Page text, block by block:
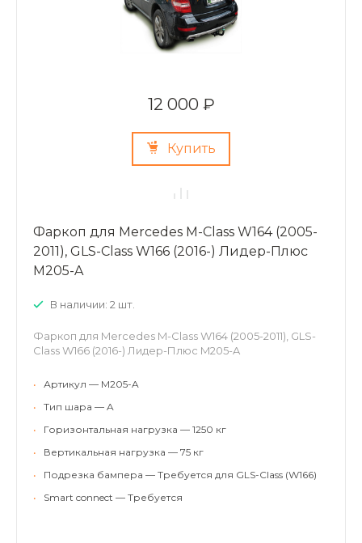
12 000 ₽
Купить
Фаркоп для Mercedes M-Class W164 (2005-
2011), GLS-Class W166 (2016-) Лидер-Плюс
M205-A
В наличии: 2 шт.
Фаркоп для Mercedes M-Class W164 (2005-2011), GLS-
Class W166 (2016-) Лидер-Плюс M205-A
•
Артикул — M205-A
•
Тип шара — A
•
Горизонтальная нагрузка — 1250 кг
•
Вертикальная нагрузка — 75 кг
•
Подрезка бампера — Требуется для GLS-Class (W166)
•
Smart connect — Требуется